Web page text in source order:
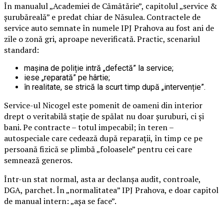
În manualul „Academiei de Cămătărie”, capitolul „service &
șurubăreală” e predat chiar de Năsulea. Contractele de
service auto semnate în numele IPJ Prahova au fost ani de
zile o zonă gri, aproape neverificată. Practic, scenariul
standard:
mașina de poliție intră „defectă” la service;
iese „reparată” pe hârtie;
în realitate, se strică la scurt timp după „intervenție”.
Service-ul Nicogel este pomenit de oameni din interior
drept o veritabilă stație de spălat nu doar șuruburi, ci și
bani. Pe contracte – totul impecabil; în teren –
autospeciale care cedează după reparații, în timp ce pe
persoană fizică se plimbă „foloasele” pentru cei care
semnează generos.
Într-un stat normal, asta ar declanșa audit, controale,
DGA, parchet. În „normalitatea” IPJ Prahova, e doar capitol
de manual intern: „așa se face”.